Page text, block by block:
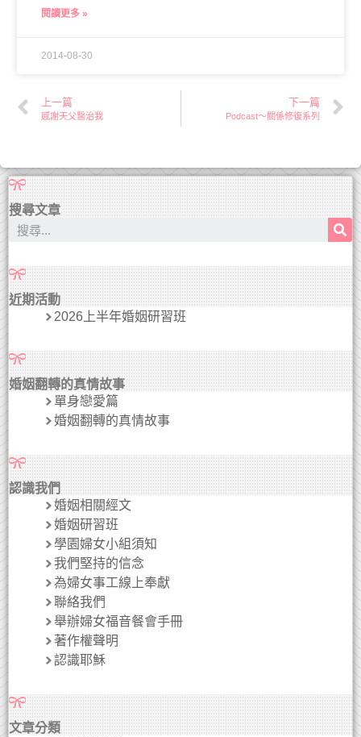
閱讀更多 »
2014-08-30
上一篇
感謝天父醫治我
下一篇
Podcast～關係修復系列
搜尋文章
近期活動
2026上半年婚姻研習班
婚姻翻轉的真情故事
單身戀愛篇
婚姻翻轉的真情故事
認識我們
婚姻相關經文
婚姻研習班
學園婦女小組須知
我們堅持的信念
為婦女事工線上奉獻
聯絡我們
舉辦婦女福音餐會手冊
著作權聲明
認識耶穌
文章分類